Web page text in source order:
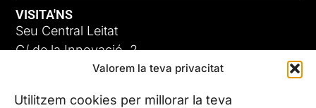
Valorem la teva privacitat
Utilitzem cookies per millorar la teva
VISITA'NS
Seu Central Leitat
C/ de la Innovació, 2
08225 Terrassa, (Barcelona)
Coneix les nostres seus